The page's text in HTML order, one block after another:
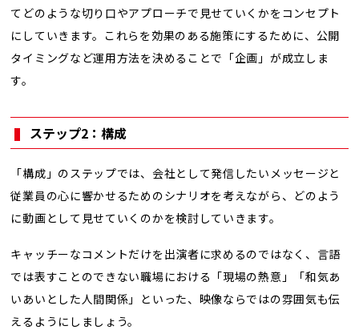
てどのような切り口やアプローチで見せていくかをコンセプト
にしていきます。これらを効果のある施策にするために、公開
タイミングなど運用方法を決めることで「企画」が成立しま
す。
ステップ2：構成
「構成」のステップでは、会社として発信したいメッセージと
従業員の心に響かせるためのシナリオを考えながら、どのよう
に動画として見せていくのかを検討していきます。
キャッチーなコメントだけを出演者に求めるのではなく、言語
では表すことのできない職場における「現場の熱意」「和気あ
いあいとした人間関係」といった、映像ならではの雰囲気も伝
えるようにしましょう。